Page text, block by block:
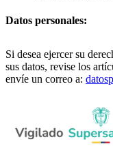
Datos personales:
Si desea ejercer su
sus datos, revise los
envíe un correo a: